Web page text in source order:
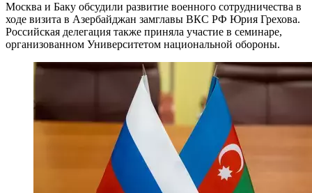
Москва и Баку обсудили развитие военного сотрудничества в
ходе визита в Азербайджан замглавы ВКС РФ Юрия Грехова.
Российская делегация также приняла участие в семинаре,
организованном Университетом национальной обороны.